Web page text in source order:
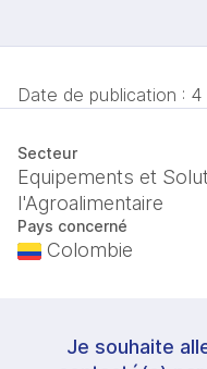
Date de publication : 4
Secteur
Equipements et
l'Agroalimentaire
Pays concerné
Colombie
Je souhaite